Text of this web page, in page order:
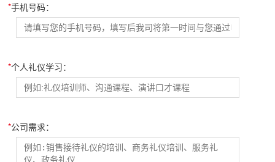
*手机号码：
*个人礼仪学习：
*公司需求：